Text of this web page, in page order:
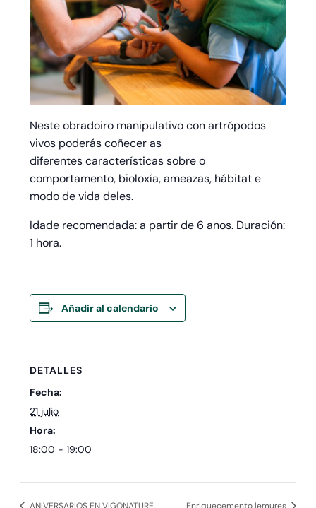
Neste obradoiro manipulativo con artrópodos
vivos poderás coñecer as
diferentes características sobre o
comportamento, bioloxía, ameazas, hábitat e
modo de vida deles.
Idade recomendada: a partir de 6 anos. Duración:
1 hora.
Añadir al calendario
DETALLES
Fecha:
21 julio
Hora:
18:00 - 19:00
ANIVERSARIOS EN VIGONATURE Enriquecemento lemures